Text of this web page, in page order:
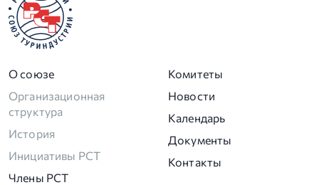
О союзе
Организационная
структура
История
Инициативы РСТ
Члены РСТ
Комитеты
Новости
Календарь
Документы
Контакты